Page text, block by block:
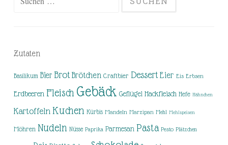
Zutaten
Basilikum Bier Brot Brötchen Craftbier Dessert Eier Eis Erbsen
Erdbeeren Fleisch Gebäck Geflügel Hackfleisch Hefe Hähnchen
Kartoffeln Kuchen Kürbis Mandeln Marzipan Mehl Mehlspeisen
Möhren Nudeln Nüsse Paprika Parmesan Pasta Pesto Plätzchen